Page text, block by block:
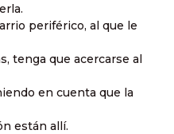
periférico, al que le
tenga que acercarse al
en cuenta que la
están allí.